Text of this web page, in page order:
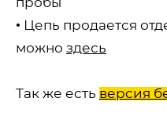
пробы
• Цепь продается
можно здесь
Так же есть версия